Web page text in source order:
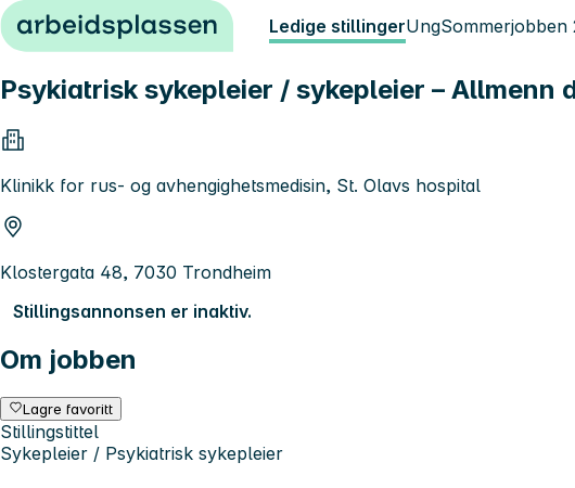
Hopp til innhold Ledige stillingerUngSommerjobben
Psykiatrisk sykepleier / sykepleier – Allmenn
Klinikk for rus- og avhengighetsmedisin, St. Olavs hospital
Klostergata 48, 7030 Trondheim
Stillingsannonsen er inaktiv.
Om jobben
Lagre favoritt
Stillingstittel
Sykepleier / Psykiatrisk sykepleier